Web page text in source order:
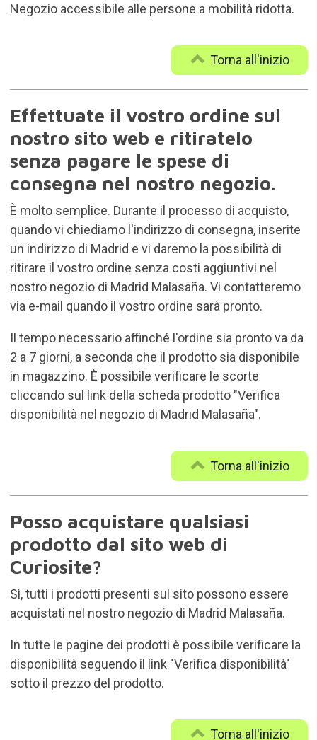
Negozio accessibile alle persone a mobilità ridotta.
Torna all'inizio
Effettuate il vostro ordine sul
nostro sito web e ritiratelo
senza pagare le spese di
consegna nel nostro negozio.
È molto semplice. Durante il processo di acquisto,
quando vi chiediamo l'indirizzo di consegna, inserite
un indirizzo di Madrid e vi daremo la possibilità di
ritirare il vostro ordine senza costi aggiuntivi nel
nostro negozio di Madrid Malasaña. Vi contatteremo
via e-mail quando il vostro ordine sarà pronto.
Il tempo necessario affinché l'ordine sia pronto va da
2 a 7 giorni, a seconda che il prodotto sia disponibile
in magazzino. È possibile verificare le scorte
cliccando sul link della scheda prodotto "Verifica
disponibilità nel negozio di Madrid Malasaña".
Torna all'inizio
Posso acquistare qualsiasi
prodotto dal sito web di
Curiosite?
Sì, tutti i prodotti presenti sul sito possono essere
acquistati nel nostro negozio di Madrid Malasaña.
In tutte le pagine dei prodotti è possibile verificare la
disponibilità seguendo il link "Verifica disponibilità"
sotto il prezzo del prodotto.
Torna all'inizio